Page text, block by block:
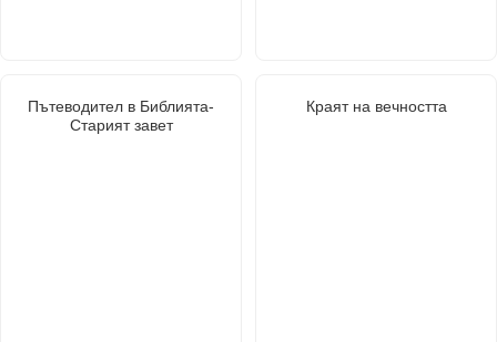
Пътеводител в Библията-
Старият завет
Краят на вечността